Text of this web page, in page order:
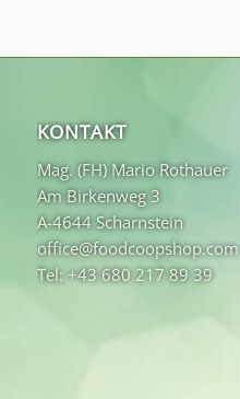
KONTAKT
Mag. (FH) Mario Rothauer
Am Birkenweg 3
A-4644 Scharnstein
office@foodcoopshop.com
Tel: +43 680 217 89 39